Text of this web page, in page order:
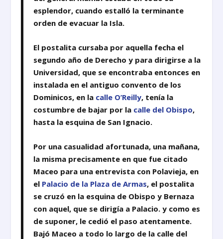
esplendor, cuando estalló la terminante
orden de evacuar la Isla.
El postalita cursaba por aquella fecha el
segundo año de Derecho y para dirigirse a la
Universidad, que se encontraba entonces en
instalada en el antiguo convento de los
Dominicos, en la calle O’Reilly, tenía la
costumbre de bajar por la calle del Obispo,
hasta la esquina de San Ignacio.
Por una casualidad afortunada, una mañana,
la misma precisamente en que fue citado
Maceo para una entrevista con Polavieja, en
el Palacio de la Plaza de Armas, el postalita
se cruzó en la esquina de Obispo y Bernaza
con aquel, que se dirigía a Palacio. y como es
de suponer, le cedió el paso atentamente.
Bajó Maceo a todo lo largo de la calle del